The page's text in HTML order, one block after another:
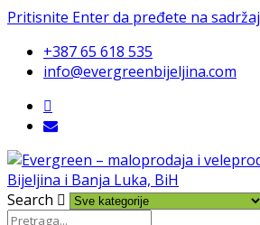
Pritisnite Enter da pređete na sadržaj
+387 65 618 535
info@evergreenbijeljina.com
Search